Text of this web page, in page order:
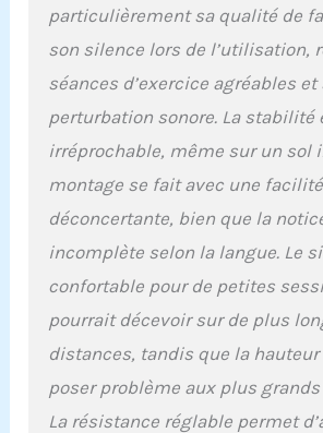
journée plus
CONCEPTION
ET PLIABLE :
être plié
cardio-
replié en
secondes.
compacte
vous
moment,
de le ranger
après
SILENCIEUX
est doté
d'une
magnétique.
particulièrement sa qualité de
son silence lors de l’utilisation,
séances d’exercice agréables et
perturbation sonore. La stabilité
irréprochable, même sur un sol
montage se fait avec une facilité
déconcertante, bien que la
incomplète selon la langue. Le
confortable pour de petites
pourrait décevoir sur de plus
distances, tandis que la
poser problème aux plus grands
La résistance réglable permet